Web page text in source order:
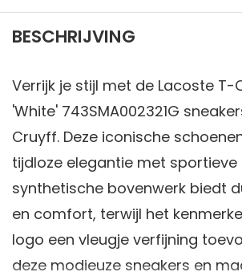
BESCHRIJVING
Verrijk je stijl met de Lacoste T-
'White' 743SMA002321G
Cruyff. Deze iconische
tijdloze elegantie met sportieve
synthetische bovenwerk biedt
en comfort, terwijl het
logo een vleugje verfijning
deze modieuze sneakers en